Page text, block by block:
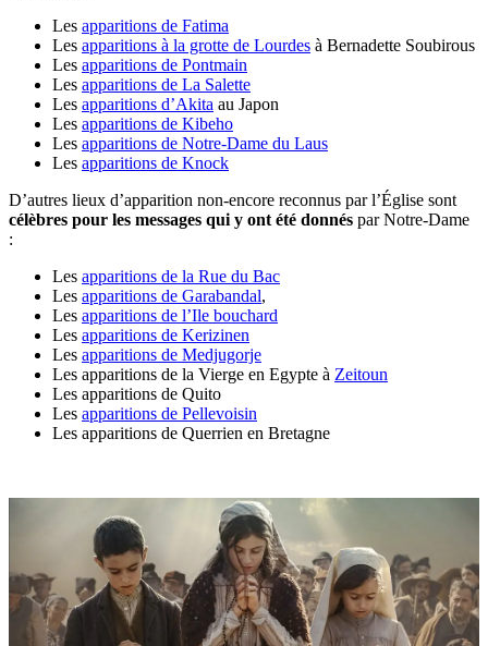
Les apparitions de Fatima
Les apparitions à la grotte de Lourdes à Bernadette Soubirous
Les apparitions de Pontmain
Les apparitions de La Salette
Les apparitions d’Akita au Japon
Les apparitions de Kibeho
Les apparitions de Notre-Dame du Laus
Les apparitions de Knock
D’autres lieux d’apparition non-encore reconnus par l’Église sont
célèbres pour les messages qui y ont été donnés par Notre-Dame
:
Les apparitions de la Rue du Bac
Les apparitions de Garabandal,
Les apparitions de l’Ile bouchard
Les apparitions de Kerizinen
Les apparitions de Medjugorje
Les apparitions de la Vierge en Egypte à Zeitoun
Les apparitions de Quito
Les apparitions de Pellevoisin
Les apparitions de Querrien en Bretagne